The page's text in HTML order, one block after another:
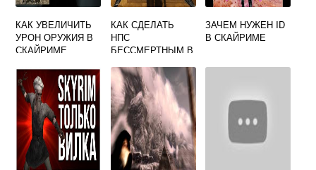
КАК УВЕЛИЧИТЬ
УРОН ОРУЖИЯ В
СКАЙРИМЕ
КАК СДЕЛАТЬ
НПС
БЕССМЕРТНЫМ В
ЧЕРЕЗ КОНСОЛЬ
ЗАЧЕМ НУЖЕН ID
В СКАЙРИМЕ